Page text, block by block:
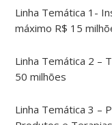
Linha Temática 1-
máximo R$ 15
Linha Temática 2 –
50 milhões
Linha Temática 3 –